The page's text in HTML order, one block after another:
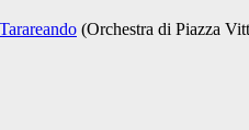
Tarareando (Orchestra di Piazza